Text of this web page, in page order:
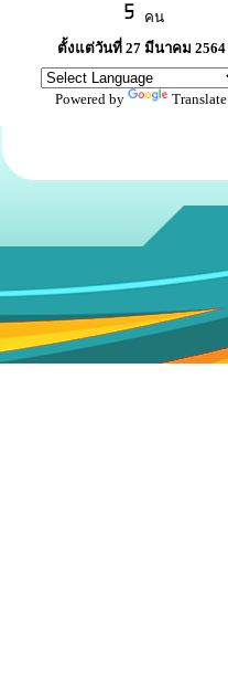
คน
ตั้งแต่วันที่ 27 มีนาคม 2564
Powered by Translate